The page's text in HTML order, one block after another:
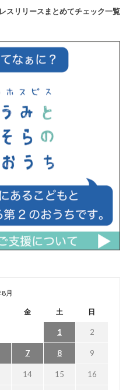
スリリースまとめてチェック一覧
月
金 土 日
1 2
7 8 9
14 15 16